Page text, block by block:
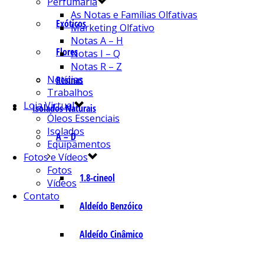
Exóticos
Flores
Resinas
Isolados Naturais
A – D
1.8-cineol
Aldeído Benzóico
Aldeído Cinâmico
As Notas e Famílias Olfativas
Marketing Olfativo
Notas A – H
Notas I – Q
Notas R – Z
Notícias
Trabalhos
Loja Virtual
Óleos Essenciais
Isolados
Equipamentos
Fotos e Vídeos
Fotos
Vídeos
Contato